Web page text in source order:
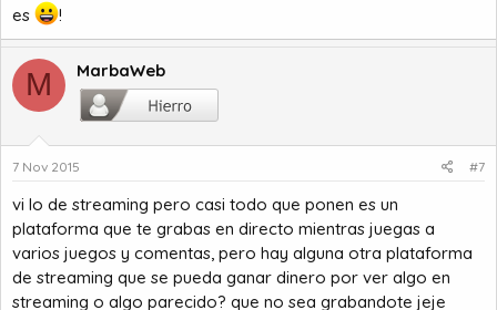
es
!
M MarbaWeb
7 Nov 2015 #7
vi lo de streaming pero casi todo que ponen es un
plataforma que te grabas en directo mientras juegas a
varios juegos y comentas, pero hay alguna otra plataforma
de streaming que se pueda ganar dinero por ver algo en
streaming o algo parecido? que no sea grabandote jeje